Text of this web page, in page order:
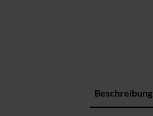
Beschreibung